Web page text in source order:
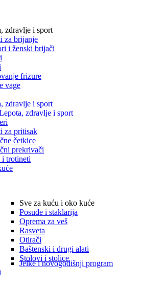
zdravlje i sport
za brijanje
i ženski brijači
frizure
vage
zdravlje i sport
zdravlje i sport
za pritisak
četkice
prekrivači
trotineti
Sve za kuću i oko kuće
Posuđe i staklarija
Oprema za veš
Rasveta
Otirači
Baštenski i drugi alati
Stolovi i stolice
Jelke i novogodišnji program